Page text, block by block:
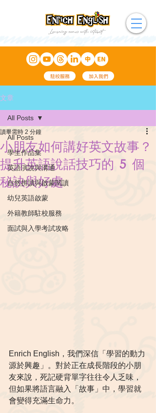
駐校服務 加入我們
文章
All Posts
學生作品集
英語演說與溝通
自然拼讀與啟蒙閱讀
幼兒英語啟蒙
外籍教師駐校服務
面試與入學考試攻略
All Posts
小朋友如何講好英文故事？
提升英語說話技巧的 5 個
秘訣與好處
讀畢需時 2 分鐘
Enrich English，我們深信「學習的動力
源於興趣」。對於正在成長階段的小朋
友來說，死記硬背單字往往令人乏味，
但如果將語言融入「故事」中，學習就
會變得充滿生命力。